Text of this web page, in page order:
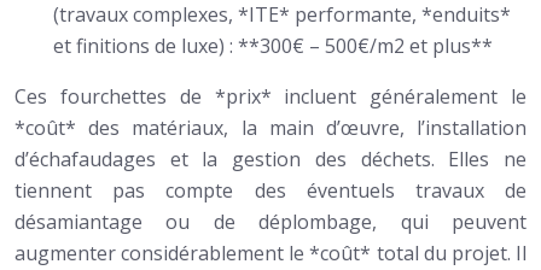
(travaux complexes, *ITE* performante, *enduits*
et finitions de luxe) : **300€ – 500€/m2 et plus**
Ces fourchettes de *prix* incluent généralement le
*coût* des matériaux, la main d’œuvre, l’installation
d’échafaudages et la gestion des déchets. Elles ne
tiennent pas compte des éventuels travaux de
désamiantage ou de déplombage, qui peuvent
augmenter considérablement le *coût* total du projet. Il